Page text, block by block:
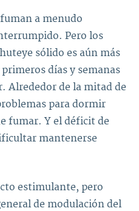
a menudo
Pero los
sólido es aún más
días y semanas
Alrededor de la mitad de
para dormir
fumar. Y el déficit de
mantenerse
estimulante, pero
de modulación del